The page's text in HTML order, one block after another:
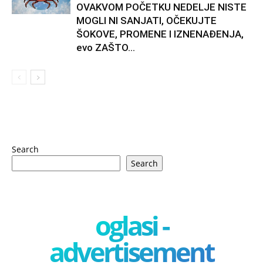
OVAKVOM POČETKU NEDELJE NISTE
MOGLI NI SANJATI, OČEKUJTE
ŠOKOVE, PROMENE I IZNENAĐENJA,
evo ZAŠTO...
Search
Search
oglasi -
advertisement